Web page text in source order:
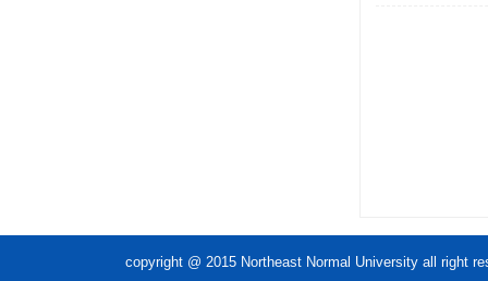
copyright @ 2015 Northeast Normal University all